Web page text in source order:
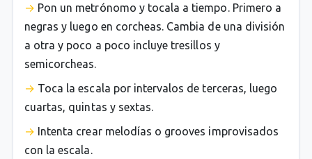
Pon un metrónomo y tocala a tiempo. Primero a
negras y luego en corcheas. Cambia de una división
a otra y poco a poco incluye tresillos y
semicorcheas.
Toca la escala por intervalos de terceras, luego
cuartas, quintas y sextas.
Intenta crear melodías o grooves improvisados
con la escala.